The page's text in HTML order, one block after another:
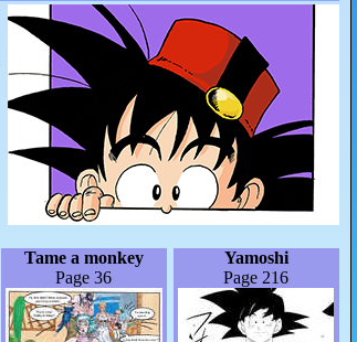
Tame a monkey
Page 36
Yamoshi
Page 216